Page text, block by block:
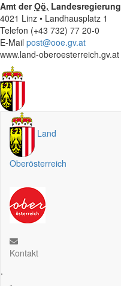
Amt derOö. Landesregierung
4021 Linz • Landhausplatz 1
Telefon (+43 732) 77 20-0
E-Mail post@ooe.gv.at
www.land-oberoesterreich.gv.at
Land
Oberösterreich
Kontakt
.